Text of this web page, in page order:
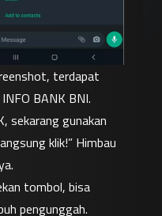
terdapat
BANK BNI.
sekarang gunakan
klik!” Himbau
pengunggah.